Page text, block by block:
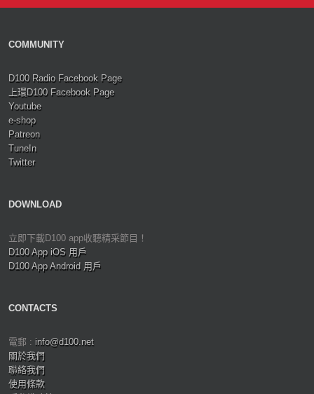
COMMUNITY
D100 Radio Facebook Page
上環D100 Facebook Page
Youtube
e-shop
Patreon
TuneIn
Twitter
DOWNLOAD
立即下載D100 app收聽精采節目！
D100 App iOS 用戶
D100 App Android 用戶
CONTACTS
電郵 : info@d100.net
關於我們
聯絡我們
使用條款